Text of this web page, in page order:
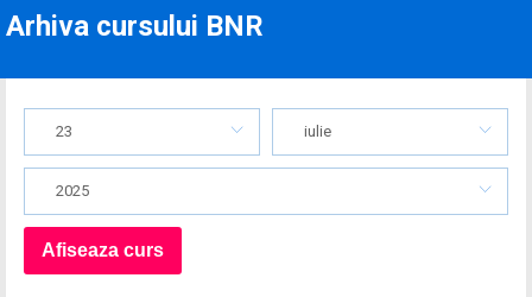
Arhiva cursului BNR
23 iulie
2025